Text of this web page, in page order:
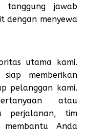
tanggung jawab
dengan menyewa
utama kami.
memberikan
pelanggan kami.
atau
perjalanan, tim
Anda